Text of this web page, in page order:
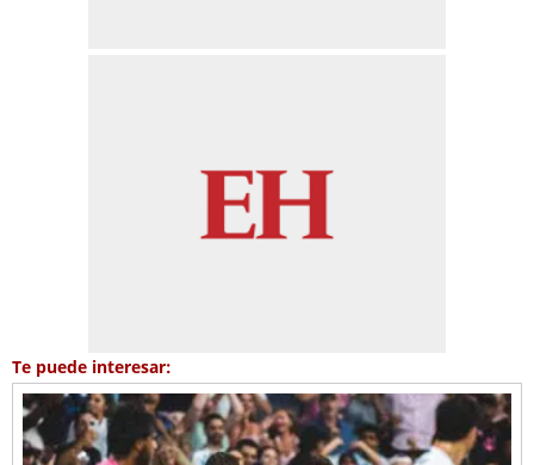
Te puede interesar: